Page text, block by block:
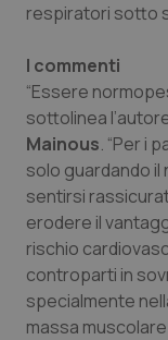
Quotidiano
Quotidiano
Quotidiano
Rene &
Salute
Sangue &
respiratori sotto
I commenti
“Essere
sottolinea
Mainous. “Per i
solo guardando il
sentirsi
erodere il
rischio
controparti in
specialmente
massa